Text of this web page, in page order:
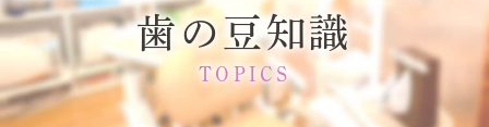
歯の豆知識
TOPICS